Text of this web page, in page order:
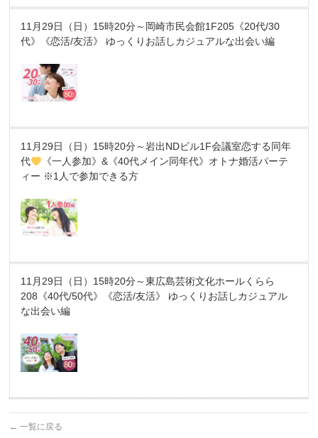
11月29日（日）15時20分～岡崎市民会館1F205《20代/30
代》《恋活/友活》 ゆっくりお話しカジュアルな出会い編
11月29日（日）15時20分～岩出NDビル1F会議室恋する同年
代
《一人参加》&《40代メイン同年代》オトナ婚活パーテ
ィー ※1人で参加できる方
11月29日（日）15時20分～東広島芸術文化ホールくらら
208《40代/50代》《恋活/友活》 ゆっくりお話しカジュアル
な出会い編
← 一覧に戻る